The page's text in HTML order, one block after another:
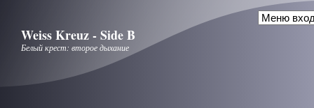
Weiss Kreuz - Side B
Белый крест: второе дыхание